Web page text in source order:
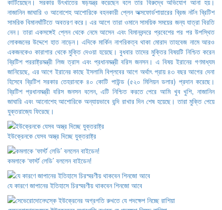
কাটিয়েছেন। সরকার উৎখাতের ষড়যন্ত্র করেছেন বলে তার বিরুদ্ধে অভিযোগ আনা হয়।
নাজানিন জাঘারি ও আনোশেহ আশোরিকে বহনকারী প্লেন অক্সফোর্ডশায়ারের ব্রিজ নর্টন ব্রিটিশ
সামরিক বিমানঘাঁটিতে অবতরণ করে। এর আগে তারা ওমানে সাময়িক সময়ের জন্য যাত্রা বিরতি
নেন। তারা একসঙ্গেই প্লেন থেকে নেমে আসেন এবং বিমানবন্দরে প্রবেশের পর পর উপস্থিত
লোকজনের উদ্দেশে হাত নাড়েন। এদিকে মার্কিন নাগরিকত্ব থাকা মোরাদ তাহবেজ নামে আরও
একজনকেও কারাগার থেকে মুক্তি দেওয়া হয়েছে। বুধবার তাদের মুক্তির বিষয়টি নিশ্চিত করেন
ব্রিটিশ পররাষ্ট্রমন্ত্রী লিজ ত্রাস এবং প্রধানমন্ত্রী বরিস জনসন। এ বিষয় ইরানের গণমাধ্যম
জানিয়েছে, এর আগে ইরানের কাছে ইসলামি বিপ্লবের আগে অর্থাৎ প্রায় ৪৩ বছর আগের দেনা
হিসেবে ব্রিটিশ সরকার তেহরানকে ৪০ কোটি পাউন্ড (৫২০ মিলিয়ন ডলার) প্রদান করেছে।
ব্রিটিশ প্রধানমন্ত্রী বরিস জনসন বলেন, এটি নিশ্চিত করতে পেরে আমি খুব খুশি, নাজানিন
জাঘারি এবং আনোশেহ আশোরিকে অন্যায়ভাবে বন্দি রাখার দিন শেষ হয়েছে। তারা মুক্তি পেয়ে
যুক্তরাজ্যে ফিরেছে।
ইউক্রেনকে যেসব অস্ত্র দিচ্ছে যুক্তরাষ্ট্র
কমলাকে ‘ফার্স্ট লেডি’ বললেন বাইডেন!
যে কারণে জাপানের ইতিহাসে চিরস্মরণীয় থাকবেন শিনজো আবে